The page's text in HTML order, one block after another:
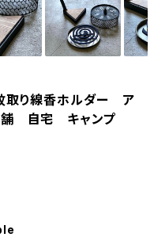
り線香ホルダー ア
舗 自宅 キャンプ